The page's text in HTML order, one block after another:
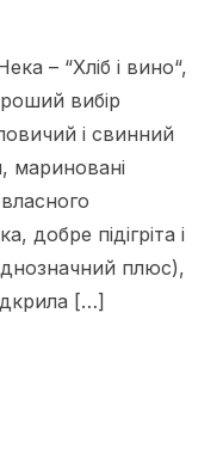
– “Хліб і вино“,
вибір
і свинний
мариновані
добре підігріта і
плюс),
[…]